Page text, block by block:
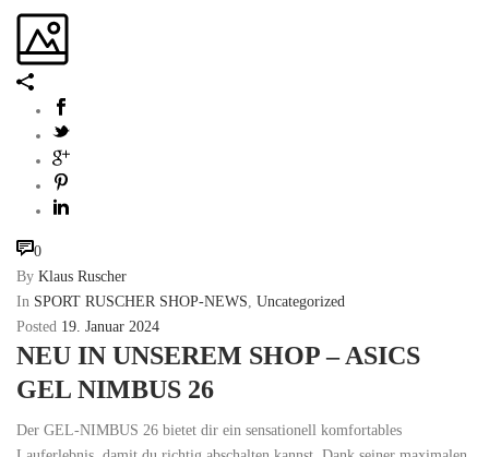
0
By Klaus Ruscher
In SPORT RUSCHER SHOP-NEWS, Uncategorized
Posted 19. Januar 2024
NEU IN UNSEREM SHOP – ASICS
GEL NIMBUS 26
Der GEL-NIMBUS 26 bietet dir ein sensationell komfortables